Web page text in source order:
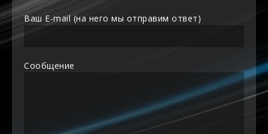
Ваш E-mail (на него мы отправим ответ)
Сообщение